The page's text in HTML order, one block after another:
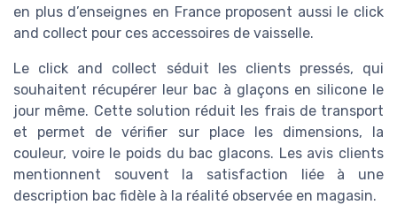
en plus d’enseignes en France proposent aussi le click
and collect pour ces accessoires de vaisselle.
Le click and collect séduit les clients pressés, qui
souhaitent récupérer leur bac à glaçons en silicone le
jour même. Cette solution réduit les frais de transport
et permet de vérifier sur place les dimensions, la
couleur, voire le poids du bac glacons. Les avis clients
mentionnent souvent la satisfaction liée à une
description bac fidèle à la réalité observée en magasin.